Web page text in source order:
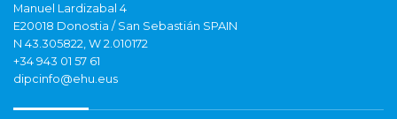
Manuel Lardizabal 4
E20018 Donostia / San Sebastián SPAIN
N 43.305822, W 2.010172
+34 943 01 57 61
dipcinfo@ehu.eus